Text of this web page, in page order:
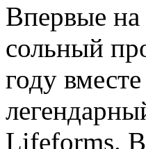
Впервые
сольный
году
Lifeforms.